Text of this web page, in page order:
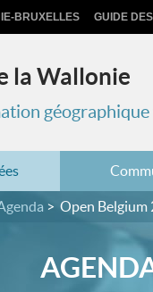
BRUXELLES GUIDE
la Wallonie
Open Belgium